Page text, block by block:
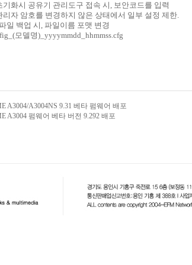
화시 공유기 관리도구 접속 시, 보안코드를 입력
자 암호를 변경하지 않은 상태에서 일부 설정 제한.
일 백업 시, 파일이름 포맷 변경
모델명)_yyyymmdd_hhmmss.cfg
A3004/A3004NS 9.31 베타 펌웨어 배포
A3004 펌웨어 베타 버전 9.292 배포